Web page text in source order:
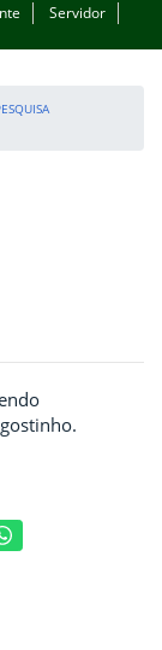
Servidor
WhatsApp